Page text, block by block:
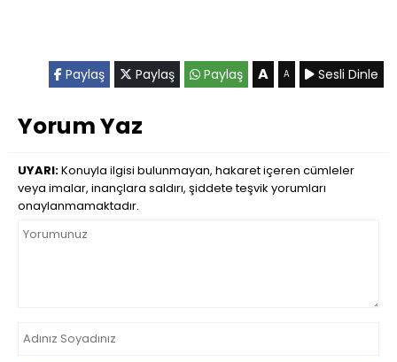
Paylaş Paylaş Paylaş A A Sesli Dinle
Yorum Yaz
UYARI:Konuyla ilgisi bulunmayan, hakaret içeren cümleler
veya imalar, inançlara saldırı, şiddete teşvik yorumları
onaylanmamaktadır.